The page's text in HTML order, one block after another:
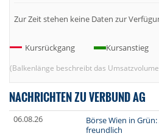
Zur Zeit stehen keine Daten zur
Kursrückgang Kursanstieg
(Balkenlänge beschreibt das
NACHRICHTEN ZU VERBUND AG
06.08.26
Börse Wien in
freundlich